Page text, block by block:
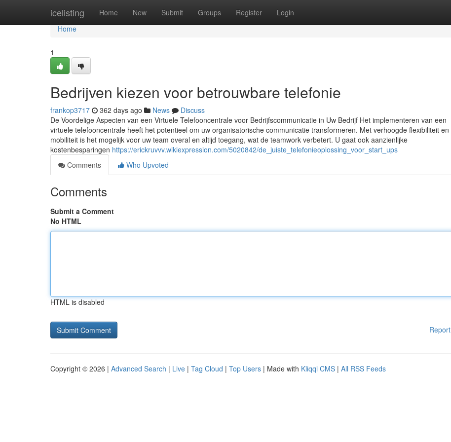
icelisting Home New Submit Groups Register Login
Home
Home
1
Bedrijven kiezen voor betrouwbare telefonie
frankop3717 362 days ago News
Discuss
De Voordelige Aspecten van een Virtuele Telefooncentrale voor Bedrijfscommunicatie in Uw Bedrijf Het implementeren van een
virtuele telefooncentrale heeft het potentieel om uw organisatorische communicatie transformeren. Met verhoogde flexibiliteit en
mobiliteit is het mogelijk voor uw team overal en altijd toegang, wat de teamwork verbetert. U gaat ook aanzienlijke
kostenbesparingen https://erickruvvv.wikiexpression.com/5020842/de_juiste_telefonieoplossing_voor_start_ups
Comments
Who Upvoted
Comments
Submit a Comment
No HTML
HTML is disabled
Copyright © 2026 | Advanced Search | Live | Tag Cloud | Top Users | Made with Kliqqi CMS | All RSS Feeds